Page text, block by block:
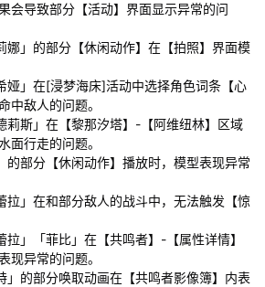
会导致部分【活动】界面显示异常的问
娜」的部分【休闲动作】在【拍照】界面模
娅」在[浸梦海床]活动中选择角色词条【心
中敌人的问题。
莉斯」在【黎那汐塔】-【阿维纽林】区域
面行走的问题。
的部分【休闲动作】播放时，模型表现异常
拉」在和部分敌人的战斗中，无法触发【惊
」「菲比」在【共鸣者】-【属性详情】
现异常的问题。
」的部分唤取动画在【共鸣者影像簿】内表